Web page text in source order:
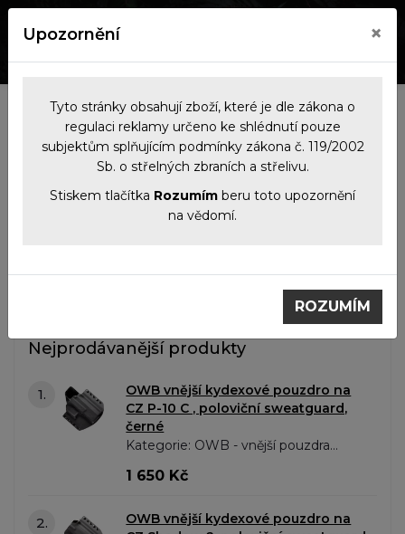
Kategorie
Filtrace produktů
Nejprodávanější produkty
1.
OWB vnější kydexové pouzdro na
CZ P-10 C , poloviční sweatguard,
černé
Kategorie: OWB - vnější pouzdra
Zbraň: CZ P-10 C Typ pouzdra: OWB
1 650 Kč
2.
OWB vnější kydexové pouzdro na
Upozornění ×
Tyto stránky obsahují zboží, které je dle zákona o
regulaci reklamy určeno ke shlédnutí pouze
subjektům splňujícím podmínky zákona č. 119/2002
Sb. o střelných zbraních a střelivu.
Stiskem tlačítka Rozumím beru toto upozornění
na vědomí.
ROZUMÍM